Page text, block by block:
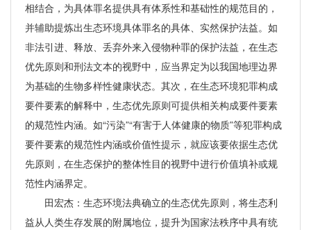
相结合，为具体罪名提供具有体系性和基础性的规范目的，
并辅助提炼出生态环境具体罪名的具体、实然保护法益。如
非法引进、释放、丢弃外来入侵物种罪的保护法益，在生态
优先原则和刑法文本的视野中，应当界定为以我国地理边界
为基础的生物多样性健康状态。其次，在生态环境犯罪构成
要件要素的解释中，生态优先原则可提供相关构成要件要素
的规范性内涵。如“污染”“有害于人体健康的物质”等犯罪构成
要件要素的规范性内涵或价值性提示，就应该要依据生态优
先原则，在生态保护的整体性目的视野中进行价值填补或规
范性内涵界定。
田宏杰：生态环境法典确立的生态优先原则，将生态利
益从人类生存发展的附属地位，提升为国家法秩序中具有统